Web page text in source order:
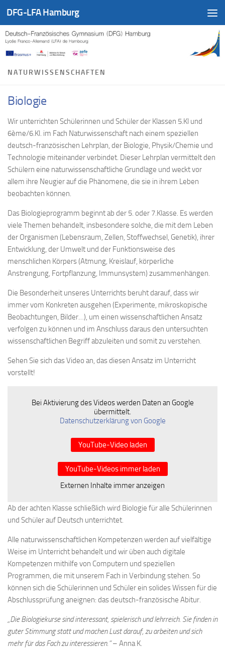
Zum Inhalt springen
DFG-LFA Hamburg
NATURWISSENSCHAFTEN
Biologie
Wir unterrichten Schülerinnen und Schüler der Klassen 5.Kl und
6ème/6.Kl. im Fach Naturwissenschaft nach einem speziellen
deutsch-französischen Lehrplan, der Biologie, Physik/Chemie und
Technologie miteinander verbindet. Dieser Lehrplan vermittelt den
Schülern eine naturwissenschaftliche Grundlage und weckt vor
allem ihre Neugier auf die Phänomene, die sie in ihrem Leben
beobachten können.
Das Biologieprogramm beginnt ab der 5. oder 7.Klasse. Es werden
viele Themen behandelt, insbesondere solche, die mit dem Leben
der Organismen (Lebensraum, Zellen, Stoffwechsel, Genetik), ihrer
Entwicklung, der Umwelt und der Funktionsweise des
menschlichen Körpers (Atmung, Kreislauf, körperliche
Anstrengung, Fortpflanzung, Immunsystem) zusammenhängen.
Die Besonderheit unseres Unterrichts beruht darauf, dass wir
immer vom Konkreten ausgehen (Experimente, mikroskopische
Beobachtungen, Bilder…), um einen wissenschaftlichen Ansatz
verfolgen zu können und im Anschluss daraus den untersuchten
wissenschaftlichen Begriff abzuleiten und somit zu verstehen.
Sehen Sie sich das Video an, das diesen Ansatz im Unterricht
vorstellt!
Bei Aktivierung des Videos werden Daten an Google
übermittelt.
Datenschutzerklärung von Google
YouTube-Video laden
YouTube-Videos immer laden
Externen Inhalte immer anzeigen
Ab der achten Klasse schließlich wird Biologie für alle Schülerinnen
und Schüler auf Deutsch unterrichtet.
Alle naturwissenschaftlichen Kompetenzen werden auf vielfältige
Weise im Unterricht behandelt und wir üben auch digitale
Kompetenzen mithilfe von Computern und speziellen
Programmen, die mit unserem Fach in Verbindung stehen. So
können sich die Schülerinnen und Schüler ein solides Wissen für die
Abschlussprüfung aneignen: das deutsch-französische Abitur.
„Die Biologiekurse sind interessant, spielerisch und lehrreich. Sie finden in
guter Stimmung statt und machen Lust darauf, zu arbeiten und sich
mehr für das Fach zu interessieren.“– Anna K.